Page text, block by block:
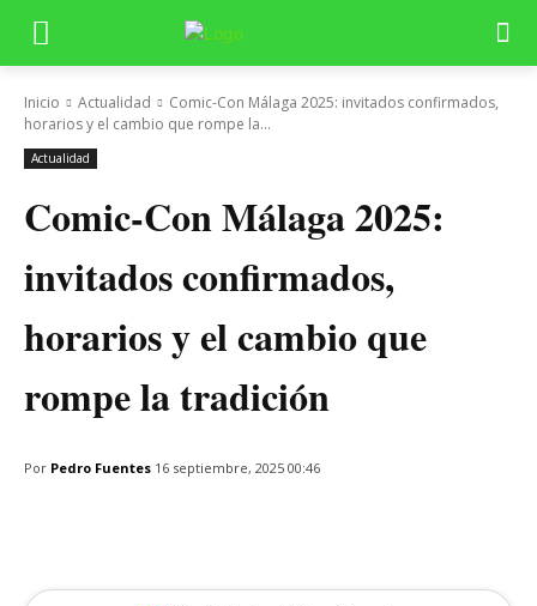
Inicio Actualidad
Comic-Con Málaga 2025: invitados confirmados,
horarios y el cambio que rompe la...
Actualidad
Comic-Con Málaga 2025:
invitados confirmados,
horarios y el cambio que
rompe la tradición
Por Pedro Fuentes 16 septiembre, 2025 00:46